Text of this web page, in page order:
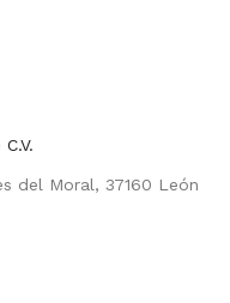
del Moral, 37160 León